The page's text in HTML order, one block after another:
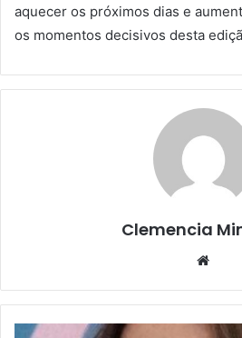
aquecer os próximos dias e
os momentos decisivos desta
Clemencia